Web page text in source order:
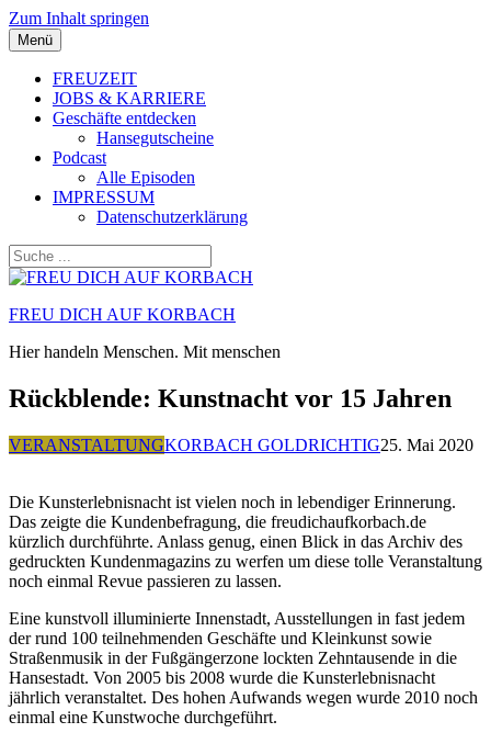
Zum Inhalt springen
Menü
FREUZEIT
JOBS & KARRIERE
Geschäfte entdecken
Hansegutscheine
Podcast
Alle Episoden
IMPRESSUM
Datenschutzerklärung
FREU DICH AUF KORBACH
Hier handeln Menschen. Mit menschen
Rückblende: Kunstnacht vor 15 Jahren
VERANSTALTUNGKORBACH GOLDRICHTIG25. Mai 2020
Die Kunsterlebnisnacht ist vielen noch in lebendiger Erinnerung.
Das zeigte die Kundenbefragung, die freudichaufkorbach.de
kürzlich durchführte. Anlass genug, einen Blick in das Archiv des
gedruckten Kundenmagazins zu werfen um diese tolle Veranstaltung
noch einmal Revue passieren zu lassen.
Eine kunstvoll illuminierte Innenstadt, Ausstellungen in fast jedem
der rund 100 teilnehmenden Geschäfte und Kleinkunst sowie
Straßenmusik in der Fußgängerzone lockten Zehntausende in die
Hansestadt. Von 2005 bis 2008 wurde die Kunsterlebnisnacht
jährlich veranstaltet. Des hohen Aufwands wegen wurde 2010 noch
einmal eine Kunstwoche durchgeführt.